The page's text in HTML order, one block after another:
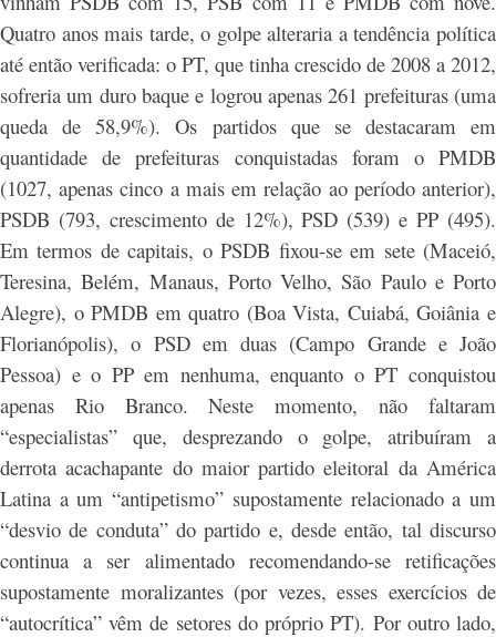
Quatro anos mais tarde, o golpe alteraria a tendência política
até então verificada: o PT, que tinha crescido de 2008 a 2012,
sofreria um duro baque e logrou apenas 261 prefeituras (uma
queda de 58,9%). Os partidos que se destacaram em
quantidade de prefeituras conquistadas foram o PMDB
(1027, apenas cinco a mais em relação ao período anterior),
PSDB (793, crescimento de 12%), PSD (539) e PP (495).
Em termos de capitais, o PSDB fixou-se em sete (Maceió,
Teresina, Belém, Manaus, Porto Velho, São Paulo e Porto
Alegre), o PMDB em quatro (Boa Vista, Cuiabá, Goiânia e
Florianópolis), o PSD em duas (Campo Grande e João
Pessoa) e o PP em nenhuma, enquanto o PT conquistou
apenas Rio Branco. Neste momento, não faltaram
“especialistas” que, desprezando o golpe, atribuíram a
derrota acachapante do maior partido eleitoral da América
Latina a um “antipetismo” supostamente relacionado a um
“desvio de conduta” do partido e, desde então, tal discurso
continua a ser alimentado recomendando-se retificações
supostamente moralizantes (por vezes, esses exercícios de
“autocrítica” vêm de setores do próprio PT). Por outro lado,